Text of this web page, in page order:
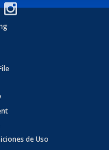
de Uso